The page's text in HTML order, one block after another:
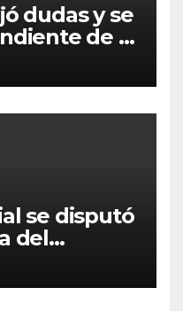
dudas y se
de la
se disputó
del